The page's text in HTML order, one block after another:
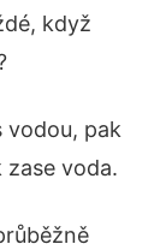
když
vodou, pak
zase voda.